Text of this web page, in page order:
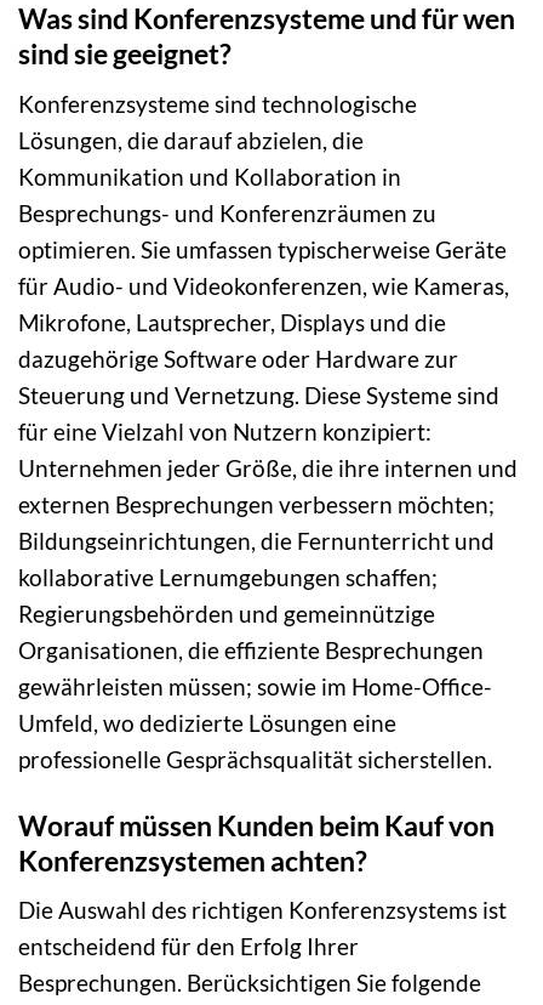
Was sind Konferenzsysteme und für wen
sind sie geeignet?
Konferenzsysteme sind technologische
Lösungen, die darauf abzielen, die
Kommunikation und Kollaboration in
Besprechungs- und Konferenzräumen zu
optimieren. Sie umfassen typischerweise Geräte
für Audio- und Videokonferenzen, wie Kameras,
Mikrofone, Lautsprecher, Displays und die
dazugehörige Software oder Hardware zur
Steuerung und Vernetzung. Diese Systeme sind
für eine Vielzahl von Nutzern konzipiert:
Unternehmen jeder Größe, die ihre internen und
externen Besprechungen verbessern möchten;
Bildungseinrichtungen, die Fernunterricht und
kollaborative Lernumgebungen schaffen;
Regierungsbehörden und gemeinnützige
Organisationen, die effiziente Besprechungen
gewährleisten müssen; sowie im Home-Office-
Umfeld, wo dedizierte Lösungen eine
professionelle Gesprächsqualität sicherstellen.
Worauf müssen Kunden beim Kauf von
Konferenzsystemen achten?
Die Auswahl des richtigen Konferenzsystems ist
entscheidend für den Erfolg Ihrer
Besprechungen. Berücksichtigen Sie folgende